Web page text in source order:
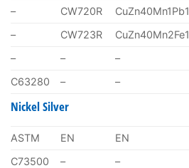
–
CW720R CuZn40Mn1Pb1
–
CW723R CuZn40Mn2Fe1
–
– –
C63280
– –
Nickel Silver
ASTM EN EN
C73500
– –